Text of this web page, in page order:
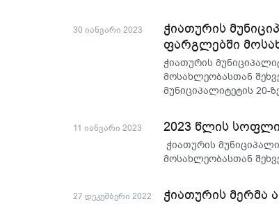
30 იანვარი 2023
ჭიათურის
ფარგლებში
ჭიათურის
მოსახლეობასთან
მუნიციპალიტეტის 20-
11 იანვარი 2023 2023 წლის
ჭიათურის
მოსახლეობასთან
27 დეკემბერი 2022 ჭიათურის მერმა